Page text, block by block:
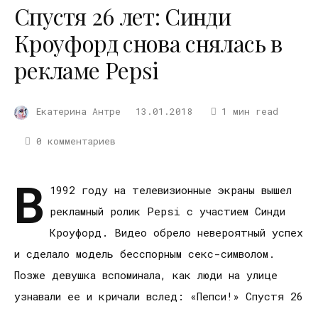
Спустя 26 лет: Синди
Кроуфорд снова снялась в
рекламе Pepsi
Екатерина Антре 13.01.2018 1 мин read
0 комментариев
В 1992 году на телевизионные экраны вышел
рекламный ролик Pepsi с участием Синди
Кроуфорд. Видео обрело невероятный успех
и сделало модель бесспорным секс-символом.
Позже девушка вспоминала, как люди на улице
узнавали ее и кричали вслед: «Пепси!» Спустя 26